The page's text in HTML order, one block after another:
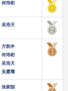
何玮桁
吴浩天
方凯申
何玮桁
吴浩天
吴霆骞
张家朗